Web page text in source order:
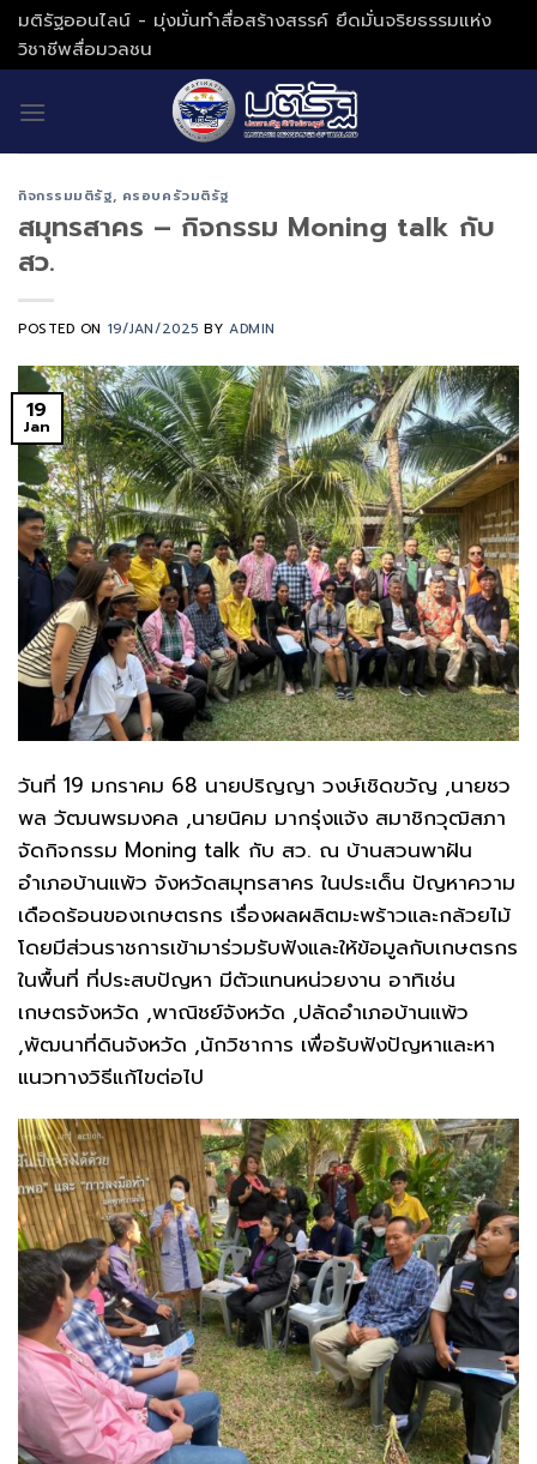
Skip
to
content
มติรัฐออนไลน์ - มุ่งมั่นทำสื่อสร้างสรรค์ ยึดมั่นจริยธรรมแห่ง
วิชาชีพสื่อมวลชน
กิจกรรมมติรัฐ, ครอบครัวมติรัฐ
สมุทรสาคร – กิจกรรม Moning talk กับ
สว.
POSTED ON 19/JAN/2025 BYADMIN
19
Jan
วันที่ 19 มกราคม 68 นายปริญญา วงษ์เชิดขวัญ ,นายชว
พล วัฒนพรมงคล ,นายนิคม มากรุ่งแจ้ง สมาชิกวุฒิสภา
จัดกิจกรรม Moning talk กับ สว. ณ บ้านสวนพาฝัน
อำเภอบ้านแพ้ว จังหวัดสมุทรสาคร ในประเด็น ปัญหาความ
เดือดร้อนของเกษตรกร เรื่องผลผลิตมะพร้าวและกล้วยไม้
โดยมีส่วนราชการเข้ามาร่วมรับฟังและให้ข้อมูลกับเกษตรกร
ในพื้นที่ ที่ประสบปัญหา มีตัวแทนหน่วยงาน อาทิเช่น
เกษตรจังหวัด ,พาณิชย์จังหวัด ,ปลัดอำเภอบ้านแพ้ว
,พัฒนาที่ดินจังหวัด ,นักวิชาการ เพื่อรับฟังปัญหาและหา
แนวทางวิธีแก้ไขต่อไป